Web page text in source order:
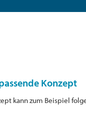
Konzept
kann zum Beispiel